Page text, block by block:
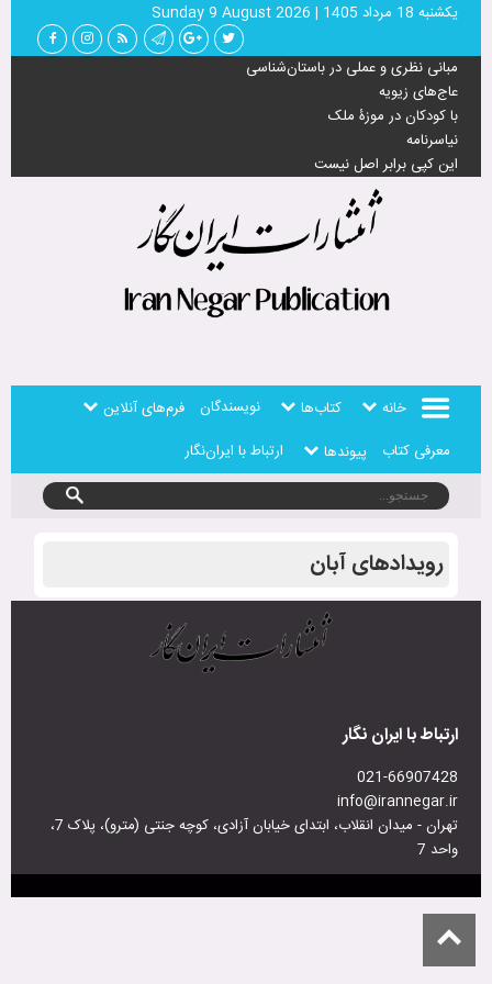
يكشنبه 18 مرداد 1405 |
Sunday 9 August 2026
مبانی نظری و عملی در باستان‌شناسی
عاج‌های زیویه
با کودکان در موزۀ ملک
نیاسرنامه
این کپی برابر اصل نیست
خانه کتاب‌ها نویسندگان
فرم‌های آنلاین
معرفی کتاب
پیوندها ارتباط با ایران‌نگار
رویدادهای آبان
ارتباط با ایران نگار
021-66907428
info@irannegar.ir
تهران - میدان انقلاب، ابتدای خیابان آزادی، کوچه جنتی (مترو)، پلاک 7،
واحد 7